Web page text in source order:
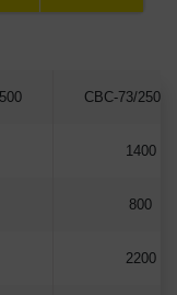
СВС-73/
1400
800
2200